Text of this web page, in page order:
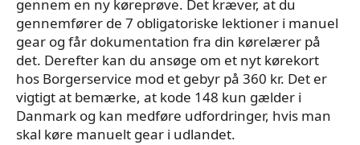
gennem en ny køreprøve. Det kræver, at du
gennemfører de 7 obligatoriske lektioner i manuel
gear og får dokumentation fra din kørelærer på
det. Derefter kan du ansøge om et nyt kørekort
hos Borgerservice mod et gebyr på 360 kr. Det er
vigtigt at bemærke, at kode 148 kun gælder i
Danmark og kan medføre udfordringer, hvis man
skal køre manuelt gear i udlandet.